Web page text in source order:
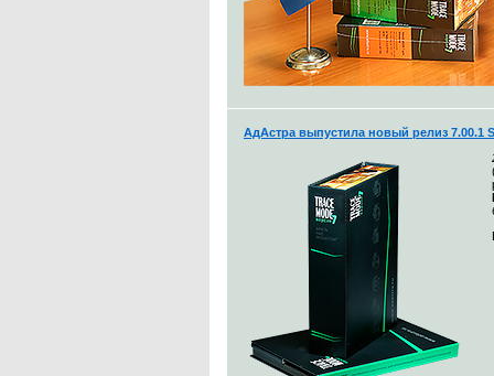
АдАстра выпустила новый релиз 7.00.1